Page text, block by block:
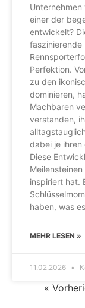
einer der
entwickelt?
faszinierende
Perfektion.
zu den
dominieren,
Machbaren
verstanden,
dabei je
Diese
inspiriert hat.
haben, was
MEHR LESEN »
11.02.2026
«